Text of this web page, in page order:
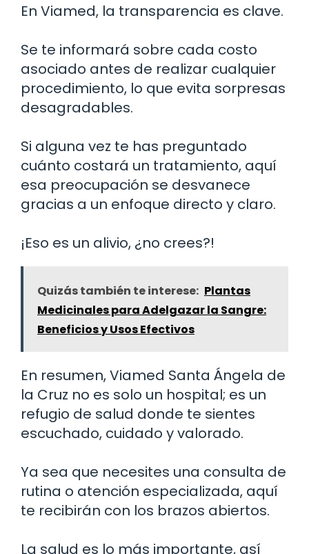
En Viamed, la transparencia es clave.
Se te informará sobre cada costo
asociado antes de realizar cualquier
procedimiento, lo que evita sorpresas
desagradables.
Si alguna vez te has preguntado
cuánto costará un tratamiento, aquí
esa preocupación se desvanece
gracias a un enfoque directo y claro.
¡Eso es un alivio, ¿no crees?!
Quizás también te interese: Plantas
Medicinales para Adelgazar la Sangre:
Beneficios y Usos Efectivos
En resumen, Viamed Santa Ángela de
la Cruz no es solo un hospital; es un
refugio de salud donde te sientes
escuchado, cuidado y valorado.
Ya sea que necesites una consulta de
rutina o atención especializada, aquí
te recibirán con los brazos abiertos.
La salud es lo más importante, así